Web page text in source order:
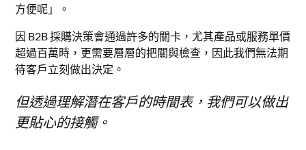
方便呢」。
因 B2B 採購決策會通過許多的關卡，尤其產品或服務單價
超過百萬時，更需要層層的把關與檢查，因此我們無法期
待客戶立刻做出決定。
但透過理解潛在客戶的時間表，我們可以做出
更貼心的接觸。